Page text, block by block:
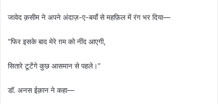
जावेद क़सीम ने अपने अंदाज़-ए-बयाँ से महफ़िल में रंग भर दिया—
“फिर इसके बाद मेरे ग़म को नींद आएगी,
सितारे टूटेंगे कुछ आसमान से पहले।”
डॉ. अनस ईक़ान ने कहा—